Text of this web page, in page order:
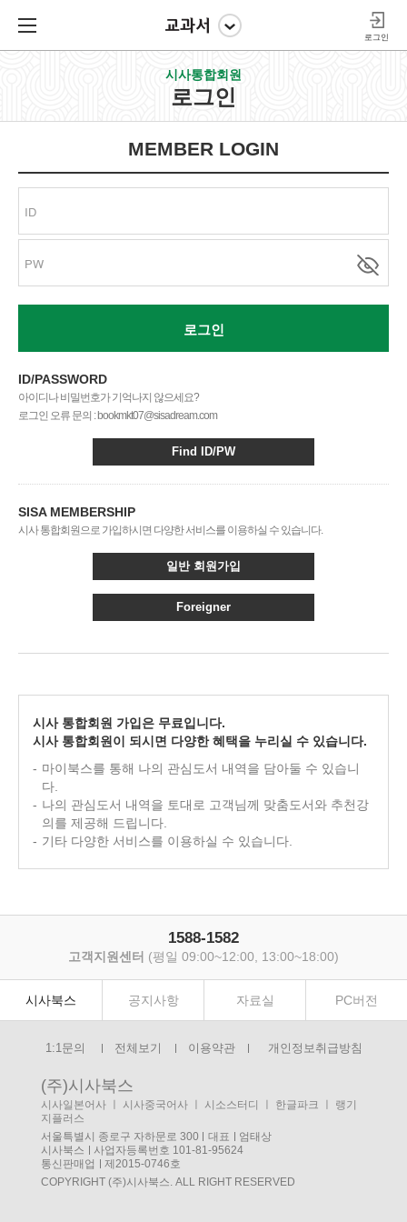
로그인
시사통합회원
로그인
MEMBER LOGIN
로그인
ID/PASSWORD
아이디나 비밀번호가 기억나지 않으세요?
로그인 오류 문의 : bookmkt07@sisadream.com
Find ID/PW
SISA MEMBERSHIP
시사 통합회원으로 가입하시면 다양한 서비스를 이용하실 수 있습니다.
일반 회원가입
Foreigner
시사 통합회원 가입은 무료입니다.
시사 통합회원이 되시면 다양한 혜택을 누리실 수 있습니다.
마이북스를 통해 나의 관심도서 내역을 담아둘 수 있습니
다.
나의 관심도서 내역을 토대로 고객님께 맞춤도서와 추천강
의를 제공해 드립니다.
기타 다양한 서비스를 이용하실 수 있습니다.
1588-1582
고객지원센터 (평일 09:00~12:00, 13:00~18:00)
시사북스 공지사항 자료실 PC버전
1:1문의 전체보기 이용약관 개인정보취급방침
(주)시사북스
시사일본어사ㅣ 시사중국어사ㅣ 시소스터디 한글파크
랭기
지플러스
서울특별시 종로구 자하문로 300
대표
엄태상
시사북스
사업자등록번호 101-81-95624
통신판매업
제2015-0746호
COPYRIGHT (주)시사북스. ALL RIGHT RESERVED